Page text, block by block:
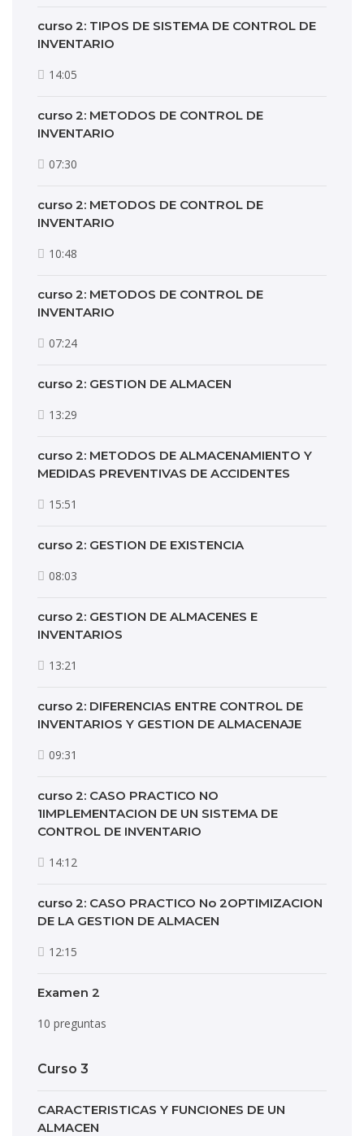
curso 2: TIPOS DE SISTEMA DE CONTROL DE
INVENTARIO
14:05
curso 2: METODOS DE CONTROL DE
INVENTARIO
07:30
curso 2: METODOS DE CONTROL DE
INVENTARIO
10:48
curso 2: METODOS DE CONTROL DE
INVENTARIO
07:24
curso 2: GESTION DE ALMACEN
13:29
curso 2: METODOS DE ALMACENAMIENTO Y
MEDIDAS PREVENTIVAS DE ACCIDENTES
15:51
curso 2: GESTION DE EXISTENCIA
08:03
curso 2: GESTION DE ALMACENES E
INVENTARIOS
13:21
curso 2: DIFERENCIAS ENTRE CONTROL DE
INVENTARIOS Y GESTION DE ALMACENAJE
09:31
curso 2: CASO PRACTICO NO
1IMPLEMENTACION DE UN SISTEMA DE
CONTROL DE INVENTARIO
14:12
curso 2: CASO PRACTICO No 2OPTIMIZACION
DE LA GESTION DE ALMACEN
12:15
Examen 2
10 preguntas
Curso 3
CARACTERISTICAS Y FUNCIONES DE UN
ALMACEN